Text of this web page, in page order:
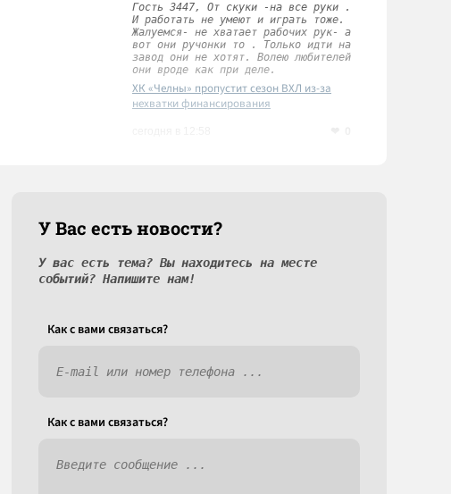
Гость 3447, От скуки -на все руки .
И работать не умеют и играть тоже.
Жалуемся- не хватает рабочих рук- а
вот они ручонки то . Только идти на
завод они не хотят. Волею любителей
они вроде как при деле.
ХК «Челны» пропустит сезон ВХЛ из-за
нехватки финансирования
У Вас есть новости?
У вас есть тема? Вы находитесь на месте
событий? Напишите нам!
Как c вами связаться?
Как c вами связаться?